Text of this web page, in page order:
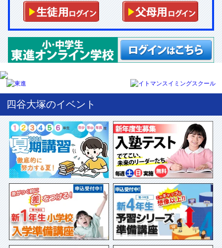
四谷大塚のイベント